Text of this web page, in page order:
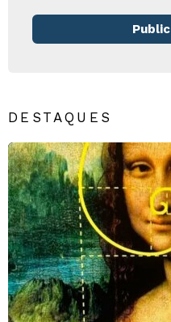
DESTAQUES